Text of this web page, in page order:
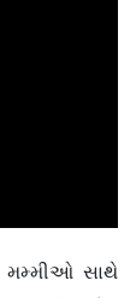
મમ્મીઓ સાથે